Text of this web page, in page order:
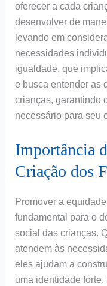
oferecer a cada
desenvolver de
levando em
necessidades
igualdade, que
e busca entender as
crianças, garantindo
necessário para seu
Importância
Criação dos
Promover a
fundamental para o
social das crianças.
atendem às
eles ajudam a
uma identidade